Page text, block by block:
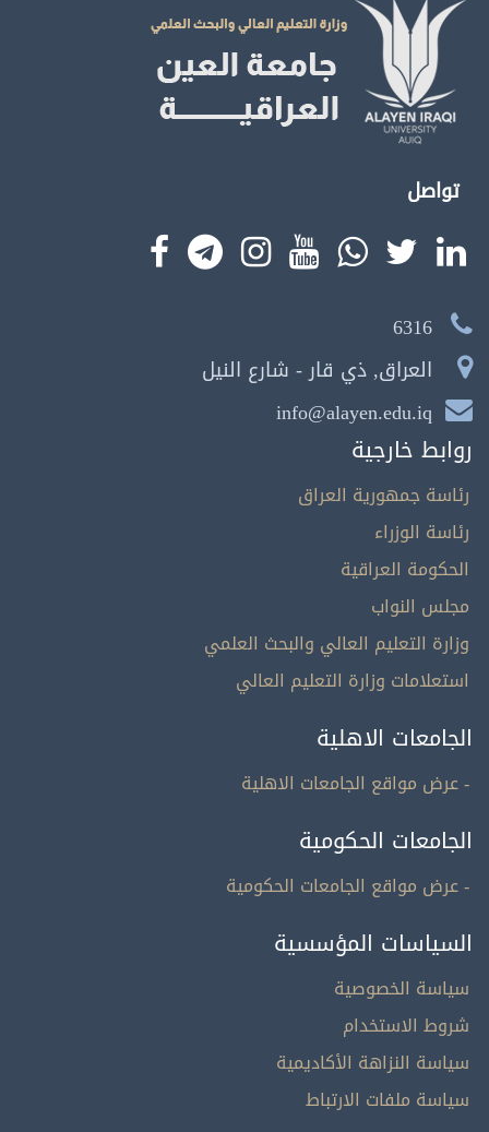
تواصل
6316
العراق, ذي قار - شارع النيل
info@alayen.edu.iq
روابط خارجية
رئاسة جمهورية العراق
رئاسة الوزراء
الحكومة العراقية
مجلس النواب
وزارة التعليم العالي والبحث العلمي
استعلامات وزارة التعليم العالي
الجامعات الاهلية
- عرض مواقع الجامعات الاهلية
الجامعات الحكومية
- عرض مواقع الجامعات الحكومية
السياسات المؤسسية
سياسة الخصوصية
شروط الاستخدام
سياسة النزاهة الأكاديمية
سياسة ملفات الارتباط